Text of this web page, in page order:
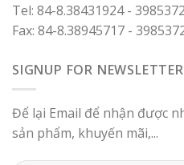
Tel: 84-8.38431924 -
Fax: 84-8.38945717 -
SIGNUP FOR NEWSLETTER
Để lại Email để nhận được
sản phẩm, khuyến mãi,...